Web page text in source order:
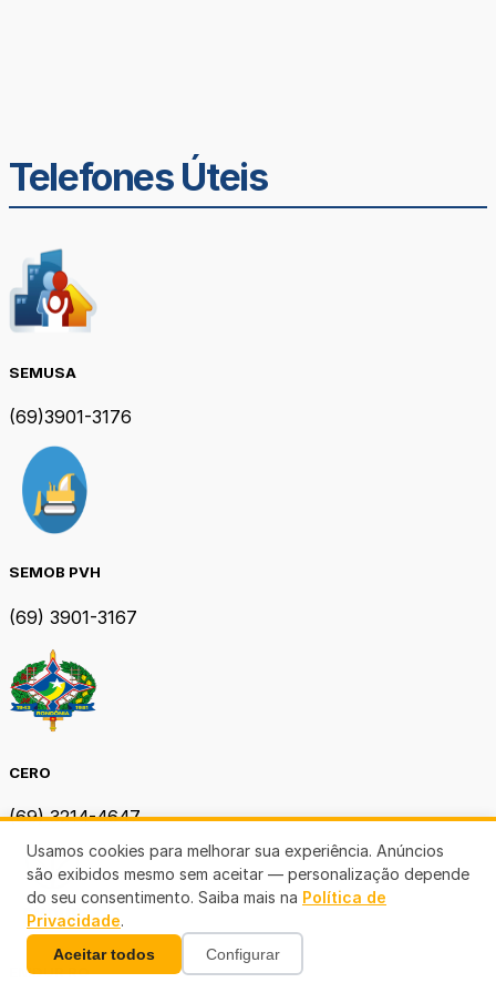
Telefones Úteis
SEMUSA
(69)3901-3176
SEMOB PVH
(69) 3901-3167
CERO
(69) 3214-4647
EMDUR RO
Usamos cookies para melhorar sua experiência. Anúncios
são exibidos mesmo sem aceitar — personalização depende
do seu consentimento. Saiba mais na Política de
Privacidade.
Aceitar todos Configurar